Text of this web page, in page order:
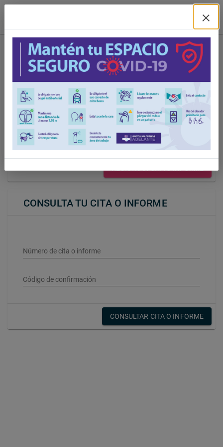
Solicitud de citas de la
Suprema Corte de Justicia
de la Nación
REGISTRA TU CITA O INFORME
AVISO DE PRIVACIDAD
CONSULTA TU CITA O INFORME
Número de cita o informe
Código de confirmación
CONSULTAR CITA O INFORME
×